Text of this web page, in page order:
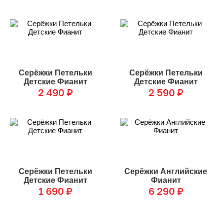
Серёжки Петельки
Детские Фианит
2 490 ₽
Серёжки Петельки
Детские Фианит
2 590 ₽
Серёжки Петельки
Детские Фианит
1 690 ₽
Серёжки Английские
Фианит
6 290 ₽